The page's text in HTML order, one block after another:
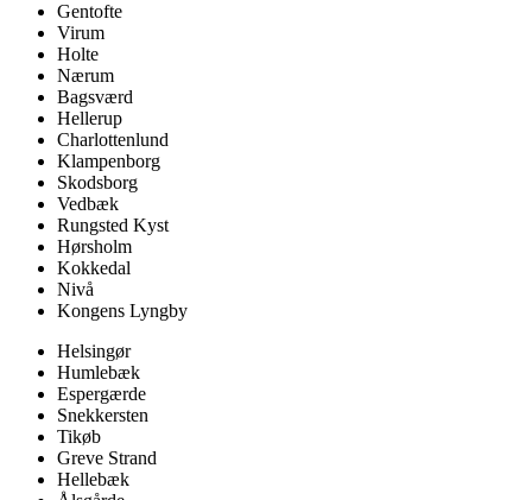
Gentofte
Virum
Holte
Nærum
Bagsværd
Hellerup
Charlottenlund
Klampenborg
Skodsborg
Vedbæk
Rungsted Kyst
Hørsholm
Kokkedal
Nivå
Kongens Lyngby
Helsingør
Humlebæk
Espergærde
Snekkersten
Tikøb
Greve Strand
Hellebæk